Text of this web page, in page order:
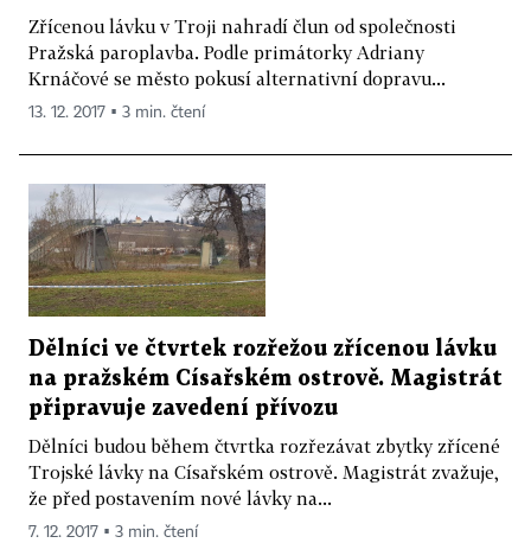
Zřícenou lávku v Troji nahradí člun od společnosti
Pražská paroplavba. Podle primátorky Adriany
Krnáčové se město pokusí alternativní dopravu...
13. 12. 2017 ▪ 3 min. čtení
Dělníci ve čtvrtek rozřežou zřícenou lávku
na pražském Císařském ostrově. Magistrát
připravuje zavedení přívozu
Dělníci budou během čtvrtka rozřezávat zbytky zřícené
Trojské lávky na Císařském ostrově. Magistrát zvažuje,
že před postavením nové lávky na...
7. 12. 2017 ▪ 3 min. čtení